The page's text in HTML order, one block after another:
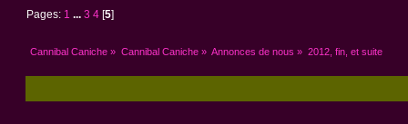
Pages: 1 ...3 4 [5]
Cannibal Caniche » Cannibal Caniche» Annonces de nous » 2012, fin, et suite